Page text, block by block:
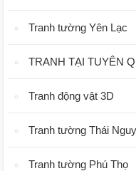
Tranh tường Yên Lạc
TRANH TẠI TUYÊN
Tranh động vật 3D
Tranh tường Thái
Tranh tường Phú Thọ